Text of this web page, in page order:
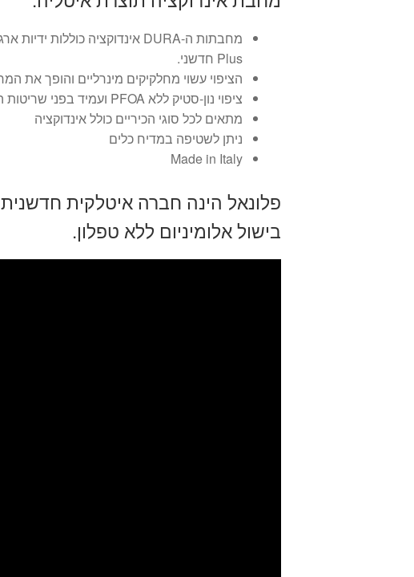
Plus חדשני.
הציפוי עשוי מחלקיקים מינרליים והופך את
ציפוי נון-סטיק ללא PFOA ועמיד בפני שריטות המאפשר שימוש יום יומי נוח.
מתאים לכל סוגי הכיריים כולל אינדוקציה
ניתן לשטיפה במדיח כלים
Made in Italy
פלונאל הינה חברה איטלקית
בישול אלומיניום ללא טפלון.